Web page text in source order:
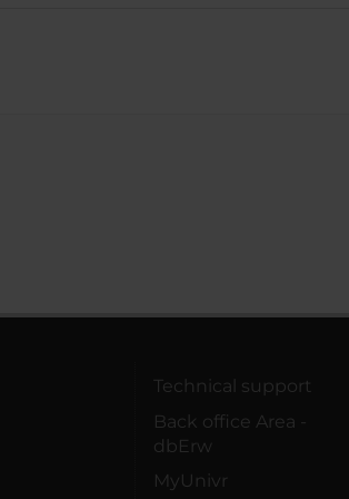
Technical support
Back office Area -
dbErw
MyUnivr